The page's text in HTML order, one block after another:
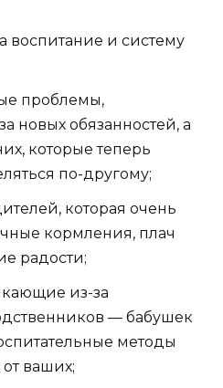
воспитание и систему
проблемы,
новых обязанностей, а
которые теперь
по-другому;
которая очень
кормления, плач
радости;
из-за
— бабушек
методы
ваших;